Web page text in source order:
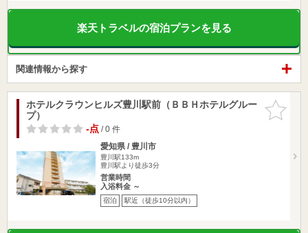
楽天トラベルの宿泊プランを見る
関連情報から探す
お気に入
りに追加
ホテルクラウンヒルズ豊川駅前（ＢＢＨホテルグルー
プ）
-点/ 0 件
愛知県 / 豊川市
豊川駅133m
豊川駅より徒歩3分
営業時間
入浴料金 ～
宿泊 駅近（徒歩10分以内）